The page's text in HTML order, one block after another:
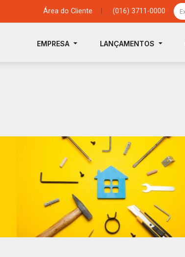
Área do Cliente (016) 3711-0000
EMPRESA LANÇAMENTOS